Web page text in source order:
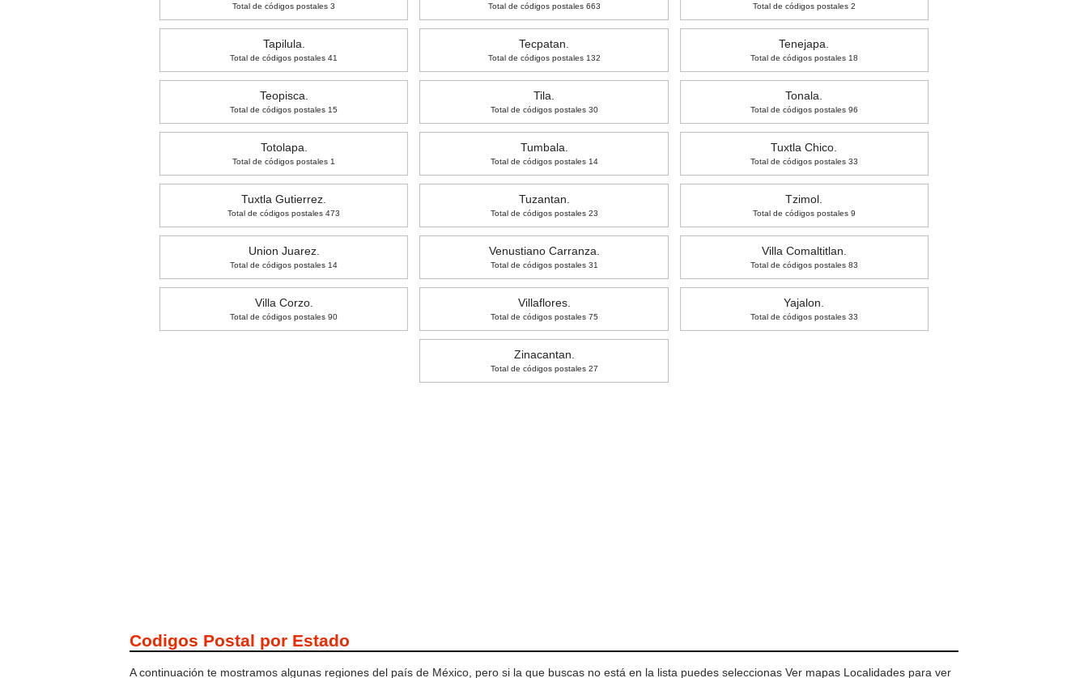
Total de códigos postales 3 Total de códigos postales 663 Total de códigos postales 2
Tapilula.
Total de códigos postales 41
Tecpatan.
Total de códigos postales 132
Tenejapa.
Total de códigos postales 18
Teopisca.
Total de códigos postales 15
Tila.
Total de códigos postales 30
Tonala.
Total de códigos postales 96
Totolapa.
Total de códigos postales 1
Tumbala.
Total de códigos postales 14
Tuxtla Chico.
Total de códigos postales 33
Tuxtla Gutierrez.
Total de códigos postales 473
Tuzantan.
Total de códigos postales 23
Tzimol.
Total de códigos postales 9
Union Juarez.
Total de códigos postales 14
Venustiano Carranza.
Total de códigos postales 31
Villa Comaltitlan.
Total de códigos postales 83
Villa Corzo.
Total de códigos postales 90
Villaflores.
Total de códigos postales 75
Yajalon.
Total de códigos postales 33
Zinacantan.
Total de códigos postales 27
Codigos Postal por Estado
A continuación te mostramos algunas regiones del país de México, pero si la que buscas no está en la lista puedes seleccionas Ver mapas Localidades para ver